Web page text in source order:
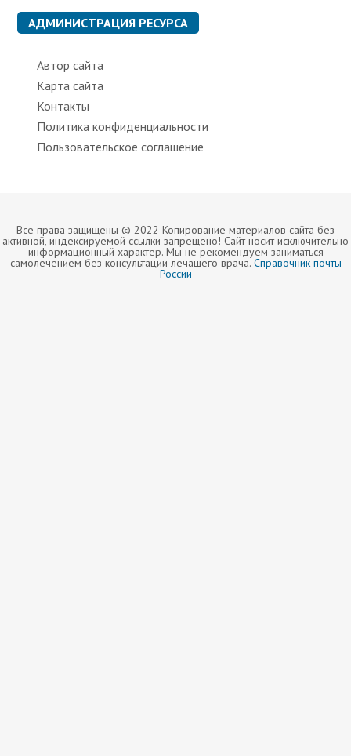
к
и АДМИНИСТРАЦИЯ РЕСУРСА
Автор сайта
Карта сайта
Контакты
Политика конфиденциальности
Пользовательское соглашение
Все права защищены © 2022 Копирование материалов сайта без
активной, индексируемой ссылки запрещено! Сайт носит исключительно
информационный характер. Мы не рекомендуем заниматься
самолечением без консультации лечащего врача. Справочник почты
России